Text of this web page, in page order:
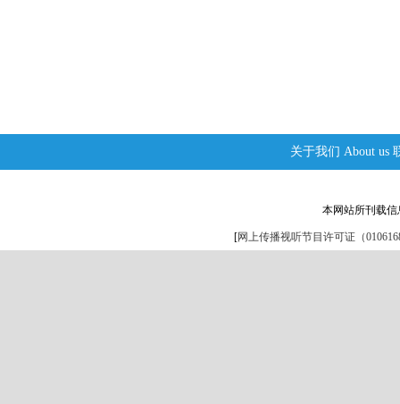
关于我们 About us
本网站所刊载
[网上传播视听节目许可证（